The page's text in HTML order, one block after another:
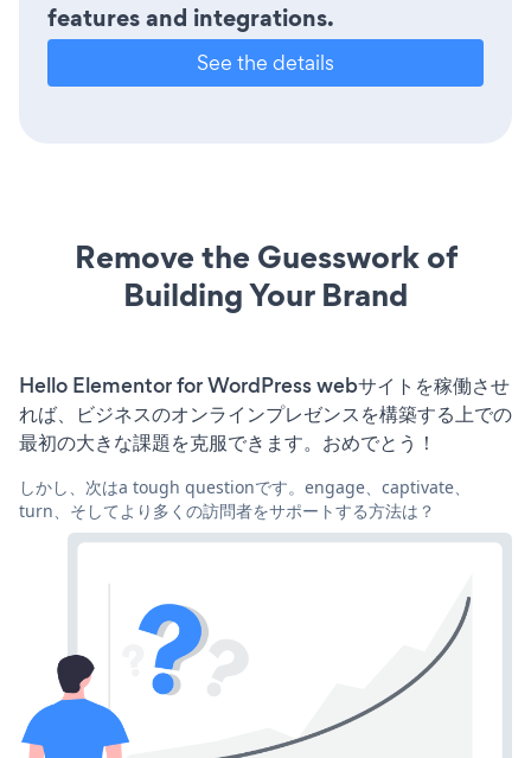
features and integrations.
See the details
Remove the Guesswork of
Building Your Brand
Hello Elementor for WordPress webサイトを稼働させ
れば、ビジネスのオンラインプレゼンスを構築する上での
最初の大きな課題を克服できます。おめでとう！
しかし、次はa tough questionです。engage、captivate、
turn、そしてより多くの訪問者をサポートする方法は？